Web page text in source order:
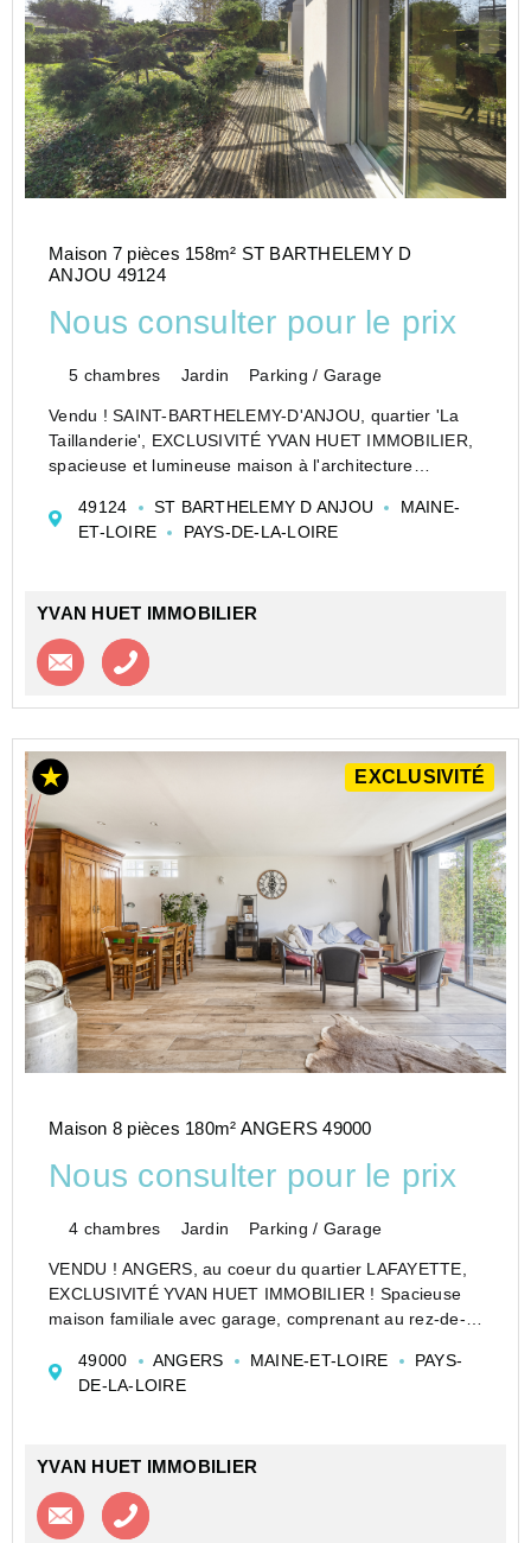
Maison 7 pièces 158m² ST BARTHELEMY D
ANJOU 49124
Nous consulter pour le prix
5 chambres Jardin Parking / Garage
Vendu ! SAINT-BARTHELEMY-D'ANJOU, quartier 'La
Taillanderie', EXCLUSIVITÉ YVAN HUET IMMOBILIER,
spacieuse et lumineuse maison à l'architecture
salon, avec cheminée foyer ouvert, communiquan...
49124 ST BARTHELEMY D ANJOU
MAINE-
ET-LOIRE
PAYS-DE-LA-LOIRE
YVAN HUET IMMOBILIER
Contacter l'agence
EXCLUSIVITÉ
Maison 8 pièces 180m² ANGERS 49000
Nous consulter pour le prix
4 chambres Jardin Parking / Garage
VENDU ! ANGERS, au coeur du quartier LAFAYETTE,
EXCLUSIVITÉ YVAN HUET IMMOBILIER ! Spacieuse
maison familiale avec garage, comprenant au rez-de-
salon-salle à manger donnant sur jardin exposé au
sud, wc. Au ...
49000 ANGERS MAINE-ET-LOIRE
PAYS-
DE-LA-LOIRE
YVAN HUET IMMOBILIER
Contacter l'agence